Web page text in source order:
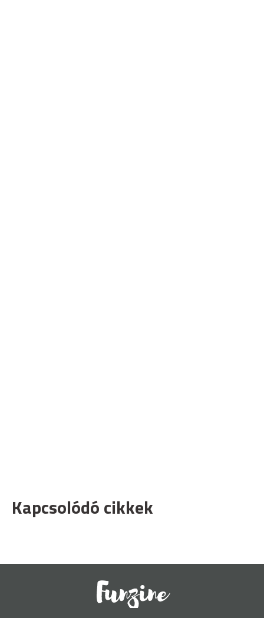
Kapcsolódó cikkek